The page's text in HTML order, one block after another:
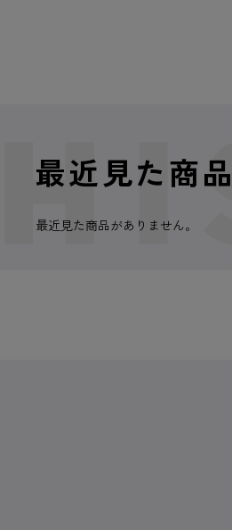
最近見た商品
最近見た商品がありません。